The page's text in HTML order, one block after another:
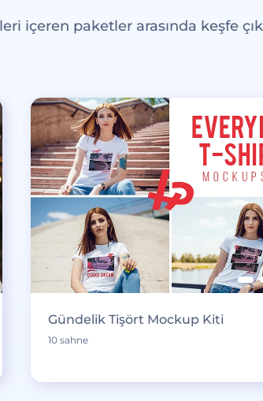
içeren paketler arasında keşfe
Gündelik Tişört Mockup Kiti
10 sahne